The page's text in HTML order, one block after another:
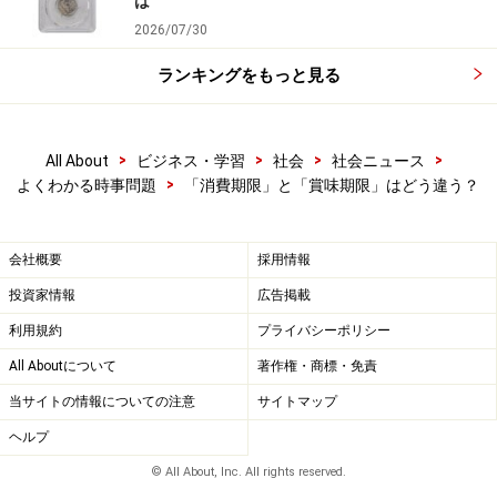
2026/07/30
ランキングをもっと見る
All About > ビジネス・学習 > 社会 > 社会ニュース
>
よくわかる時事問題
> 「消費期限」と「賞味期限」はどう違う？
会社概要 採用情報
投資家情報 広告掲載
利用規約 プライバシーポリシー
All Aboutについて 著作権・商標・免責
当サイトの情報についての注意 サイトマップ
ヘルプ
© All About, Inc. All rights reserved.